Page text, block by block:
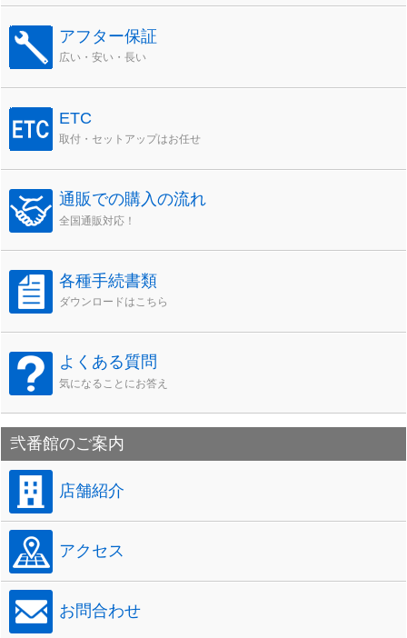
アフター保証
広い・安い・長い
ETC
取付・セットアップはお任せ
通販での購入の流れ
全国通販対応！
各種手続書類
ダウンロードはこちら
よくある質問
気になることにお答え
弐番館のご案内
店舗紹介
アクセス
お問合わせ